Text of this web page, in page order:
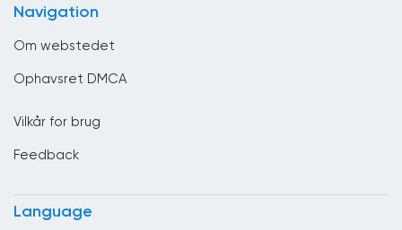
Congo
Costa Rica
Navigation
Om webstedet
Ophavsret DMCA
Vilkår for brug
Feedback
Language